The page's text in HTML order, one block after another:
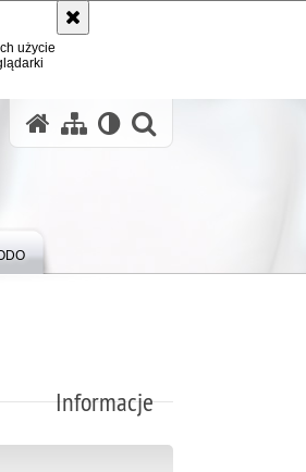
użycie
Informacje